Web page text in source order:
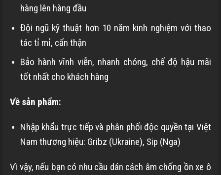
hàng lên hàng đầu
Đội ngũ kỹ thuật hơn 10 năm kinh nghiệm với thao
tác tỉ mỉ, cẩn thận
Bảo hành vĩnh viễn, nhanh chóng, chế độ hậu mãi
tốt nhất cho khách hàng
Về sản phẩm:
Nhập khẩu trực tiếp và phân phối độc quyền tại Việt
Nam thương hiệu: Gribz (Ukraine), Sip (Nga)
Vì vậy, nếu bạn có nhu cầu dán cách âm chống ồn xe ô